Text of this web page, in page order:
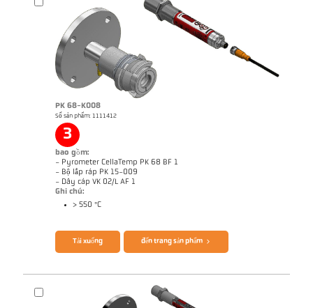
Ghi chú ứng dụng CellaCombustion
Báo cáo kỹ thuật Optical temperature
measurement in combustion plants
Bản vẻ PK 73-K003
PK 68-K008
Số sản phẩm: 1111412
3
bao gồm:
- Pyrometer CellaTemp PK 68 BF 1
- Bộ lắp ráp PK 15-009
- Dây cáp VK 02/L AF 1
Ghi chú:
> 550 °C
Brochure CellaTemp PK PKF PKL
Tải xuống đến trang sản phẩm